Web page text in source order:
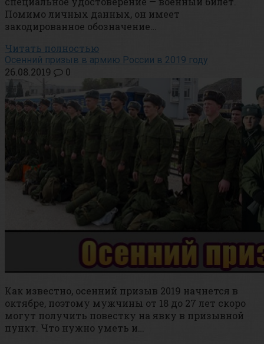
Помимо личных данных, он имеет
закодированное обозначение…
Читать полностью
Осенний призыв в армию России в 2019 году
26.08.2019 0
Как известно, осенний призыв 2019 начнется в
октябре, поэтому мужчины от 18 до 27 лет скоро
могут получить повестку на явку в призывной
пункт. Что нужно уметь и…